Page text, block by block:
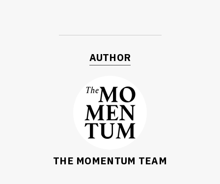
AUTHOR
THE MOMENTUM TEAM